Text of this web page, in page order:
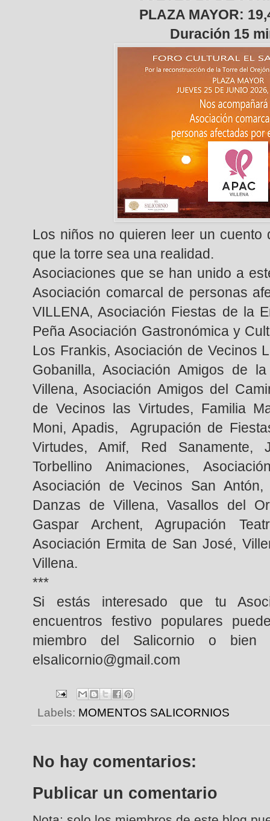
PLAZA MAYOR:
Duración 15
Los niños no quieren leer un cuento
que la torre sea una realidad.
Asociaciones que se han unido a
Asociación comarcal de personas
VILLENA, Asociación Fiestas de la
Peña Asociación Gastronómica y
Los Frankis, Asociación de Vecinos
Gobanilla, Asociación Amigos de
Villena, Asociación Amigos del
de Vecinos las Virtudes, Familia
Moni, Apadis, Agrupación de
Virtudes, Amif, Red Sanamente,
Torbellino Animaciones,
Asociación de Vecinos San
Danzas de Villena, Vasallos del
Gaspar Archent, Agrupación
Asociación Ermita de San José,
Villena.
***
Si estás interesado que tu
encuentros festivo populares
miembro del Salicornio o bien
elsalicornio@gmail.com
Labels: MOMENTOS SALICORNIOS
No hay comentarios:
Publicar un comentario